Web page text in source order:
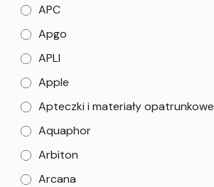
APC
Apgo
APLI
Apple
Apteczki i materiały opatrunkowe
Aquaphor
Arbiton
Arcana